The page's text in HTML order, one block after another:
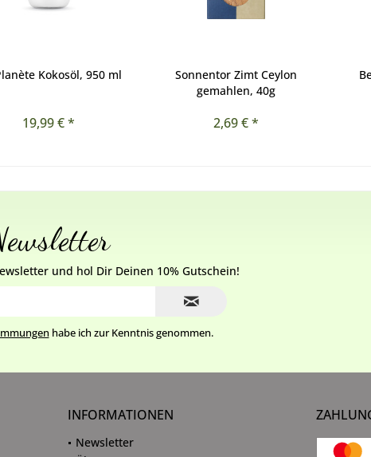
Kokosöl, 950 ml
19,99 € *
Sonnentor Zimt Ceylon
gemahlen, 40g
2,69 € *
und hol Dir Deinen 10% Gutschein!
habe ich zur Kenntnis genommen.
INFORMATIONEN
Newsletter